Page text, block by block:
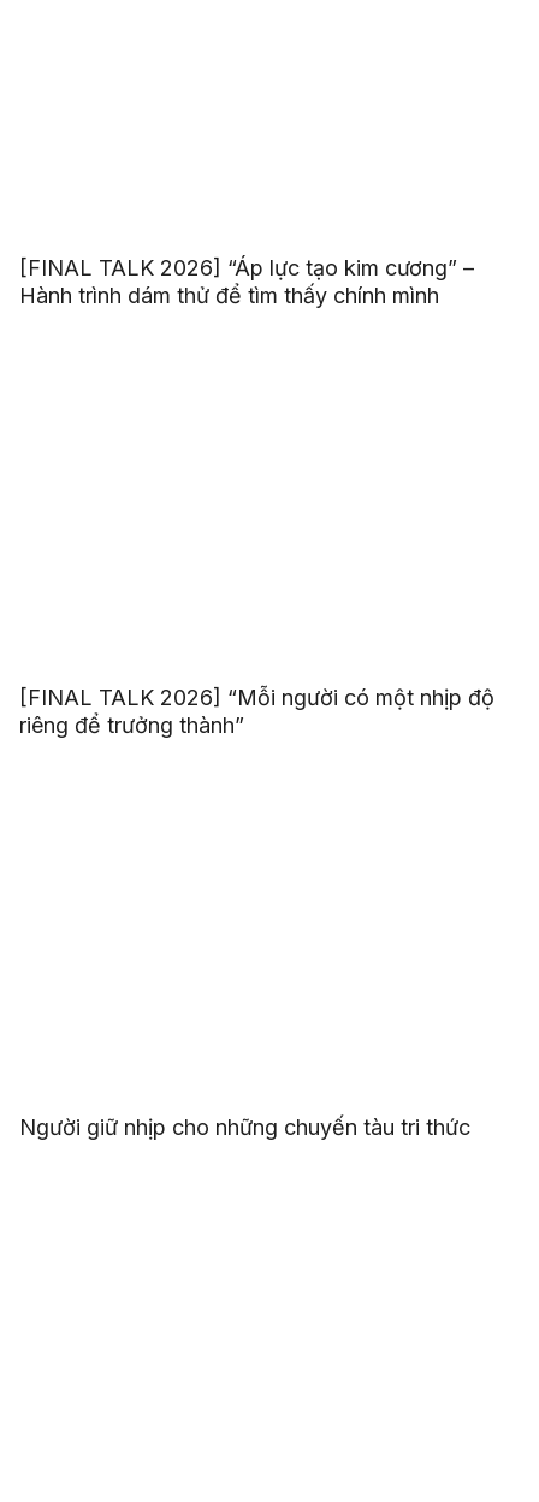
[FINAL TALK 2026] “Áp lực tạo kim cương” –
Hành trình dám thử để tìm thấy chính mình
[FINAL TALK 2026] “Mỗi người có một nhịp độ
riêng để trưởng thành”
Người giữ nhịp cho những chuyến tàu tri thức